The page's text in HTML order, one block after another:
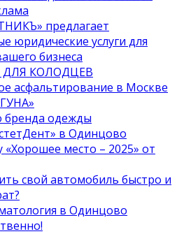
предлагает
юридические услуги для
бизнеса
КОЛОДЦЕВ
асфальтирование в Москве
бренда одежды
в Одинцово
«Хорошее место – 2025» от
свой автомобиль быстро и
в Одинцово